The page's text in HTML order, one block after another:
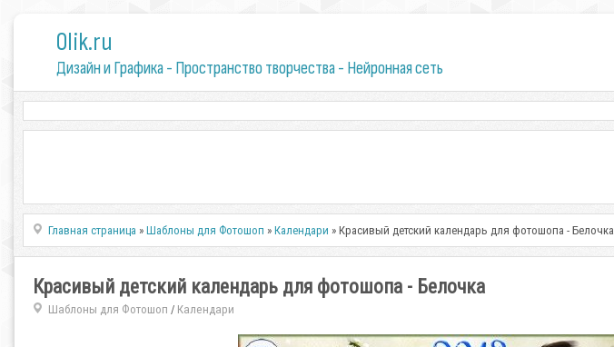
0lik.ru
Дизайн и Графика - Пространство творчества - Нейронная сеть
Главная страница »Шаблоны для Фотошоп »Календари » Красивый детский календарь для фотошопа - Белочка
Красивый детский календарь для фотошопа - Белочка
Шаблоны для Фотошоп / Календари